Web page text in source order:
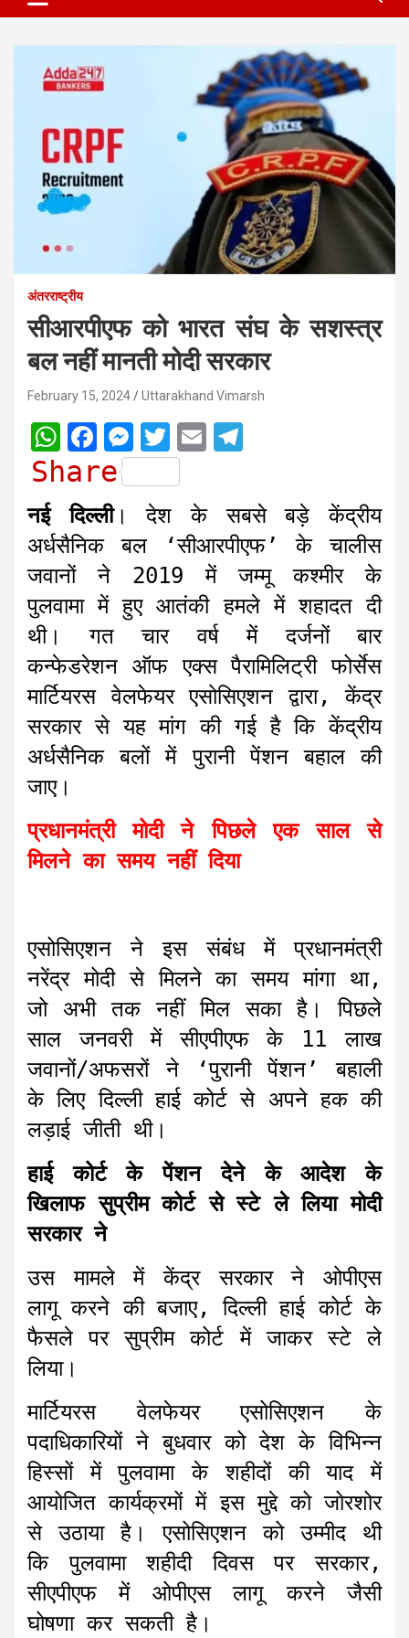
अंतरराष्ट्रीय
सीआरपीएफ को भारत संघ के सशस्त्र
बल नहीं मानती मोदी सरकार
February 15, 2024 Uttarakhand Vimarsh
W
h
a
t
s
A
p
F
a
c
e
b
o
o
k
M
e
s
s
e
n
g
e
r
T
w
i
t
e
r
E
l
l
e
g
r
a
m
Share
नई दिल्ली। देश के सबसे बड़े केंद्रीय
अर्धसैनिक बल ‘सीआरपीएफ’ के चालीस
जवानों ने 2019 में जम्मू कश्मीर के
पुलवामा में हुए आतंकी हमले में शहादत दी
थी। गत चार वर्ष में दर्जनों बार
कन्फेडरेशन ऑफ एक्स पैरामिलिट्री फोर्सेस
मार्टियरस वेलफेयर एसोसिएशन द्वारा, केंद्र
सरकार से यह मांग की गई है कि केंद्रीय
अर्धसैनिक बलों में पुरानी पेंशन बहाल की
जाए।
प्रधानमंत्री मोदी ने पिछले एक साल से
मिलने का समय नहीं दिया
एसोसिएशन ने इस संबंध में प्रधानमंत्री
नरेंद्र मोदी से मिलने का समय मांगा था,
जो अभी तक नहीं मिल सका है। पिछले
साल जनवरी में सीएपीएफ के 11 लाख
जवानों/अफसरों ने ‘पुरानी पेंशन’ बहाली
के लिए दिल्ली हाई कोर्ट से अपने हक की
लड़ाई जीती थी।
हाई कोर्ट के पेंशन देने के आदेश के
खिलाफ सुप्रीम कोर्ट से स्टे ले लिया मोदी
सरकार ने
उस मामले में केंद्र सरकार ने ओपीएस
लागू करने की बजाए, दिल्ली हाई कोर्ट के
फैसले पर सुप्रीम कोर्ट में जाकर स्टे ले
लिया।
मार्टियरस वेलफेयर एसोसिएशन के
पदाधिकारियों ने बुधवार को देश के विभिन्न
हिस्सों में पुलवामा के शहीदों की याद में
आयोजित कार्यक्रमों में इस मुद्दे को जोरशोर
से उठाया है। एसोसिएशन को उम्मीद थी
कि पुलवामा शहीदी दिवस पर सरकार,
सीएपीएफ में ओपीएस लागू करने जैसी
घोषणा कर सकती है।